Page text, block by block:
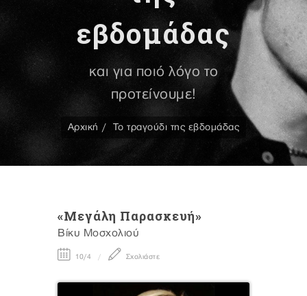
εβδομάδας
και για ποιό λόγο το
προτείνουμε!
Αρχική Το τραγούδι της εβδομάδας
«Μεγάλη Παρασκευή»
Βίκυ Μοσχολιού
10/4 Σχολιάστε